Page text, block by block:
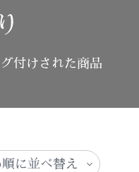
付けされた商品